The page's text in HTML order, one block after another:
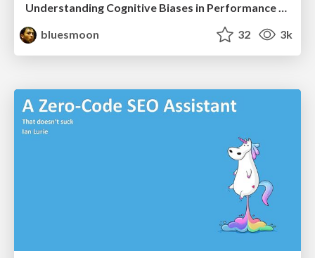
Understanding Cognitive Biases in Performance Measurement
bluesmoon
32 3k